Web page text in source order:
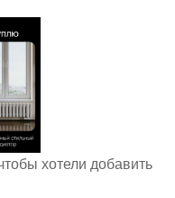
хотели добавить